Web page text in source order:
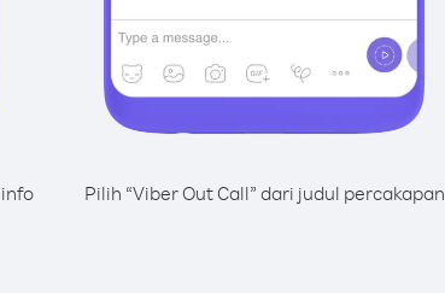
Pilih “Viber Out Call” dari judul percakapan